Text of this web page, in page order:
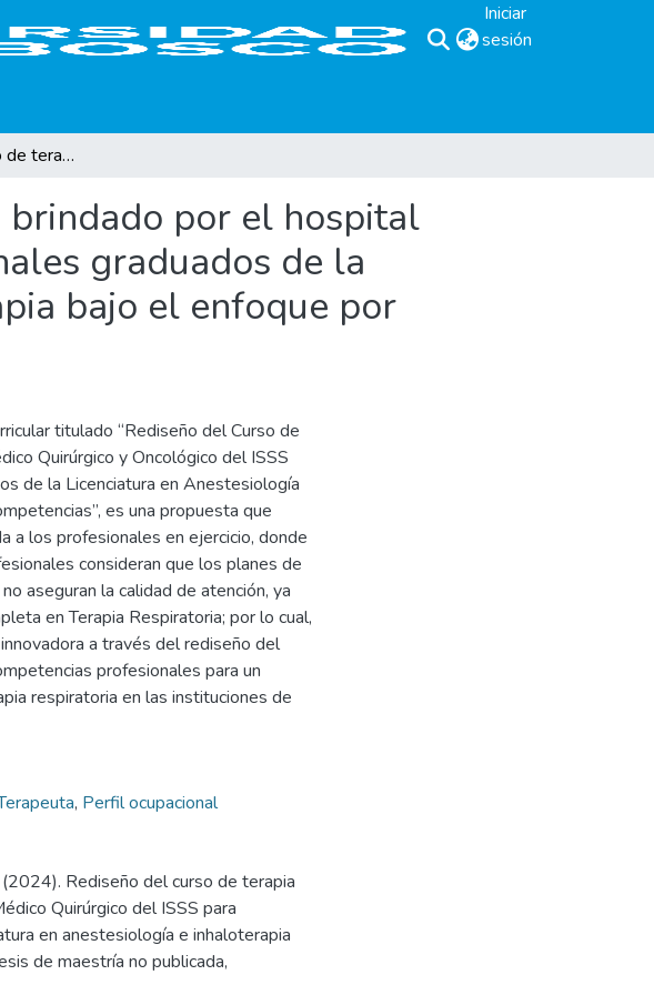
Iniciar
sesión
Rediseño del curso de terapia respiratoria brindado por el hospital Médico Quirúrgico del ISSS para profesionales graduados de la licenciatura en anestesiología e inhaloterapia bajo el enfoque por competencias.
brindado por el hospital
graduados de la
bajo el enfoque por
titulado “Rediseño del Curso de
Quirúrgico y Oncológico del ISSS
de la Licenciatura en Anestesiología
es una propuesta que
a los profesionales en ejercicio, donde
consideran que los planes de
aseguran la calidad de atención, ya
en Terapia Respiratoria; por lo cual,
a través del rediseño del
profesionales para un
respiratoria en las instituciones de
, Perfil ocupacional
(2024). Rediseño del curso de terapia
Quirúrgico del ISSS para
en anestesiología e inhaloterapia
de maestría no publicada,